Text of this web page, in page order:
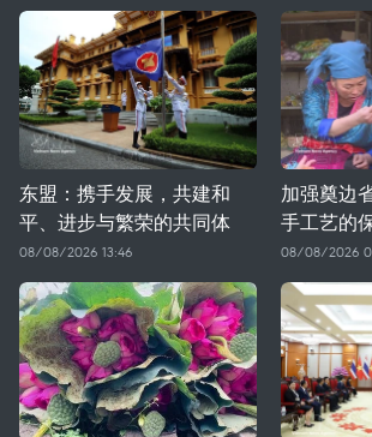
东盟：携手发展，共建和
平、进步与繁荣的共同体
08/08/2026 13:46
加强奠边
手工艺的
08/08/2026